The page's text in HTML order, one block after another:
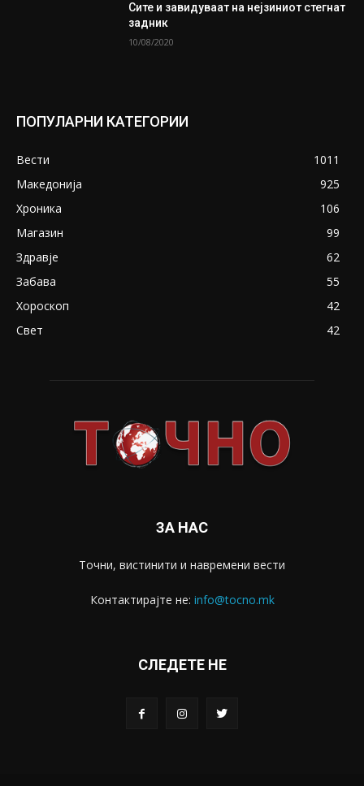
Сите и завидуваат на нејзиниот стегнат
задник
10/08/2020
ПОПУЛАРНИ КАТЕГОРИИ
Вести
1011
Македонија
925
Хроника
106
Магазин
99
Здравје
62
Забава
55
Хороскоп
42
Свет
42
ЗА НАС
Точни, вистинити и навремени вести
Контактирајте не: info@tocno.mk
СЛЕДЕТЕ НЕ